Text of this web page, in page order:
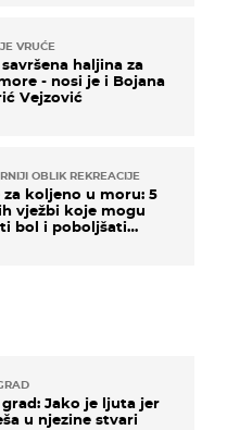
Jako je ljuta jer
u njezine stvari
VRUĆE
haljina za
- nosi je i Bojana
Vejzović
OBLIK REKREACIJE
za koljeno u moru: 5
vježbi koje mogu
bol i poboljšati